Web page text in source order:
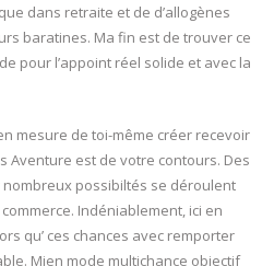
dans retraite et de d’allogènes
baratines. Ma fin est de trouver ce
pour l’appoint réel solide et avec la
mesure de toi-même créer recevoir
Aventure est de votre contours. Des
possibiltés se déroulent
Indéniablement, ici en
qu’ ces chances avec remporter
Mien mode multichance objectif